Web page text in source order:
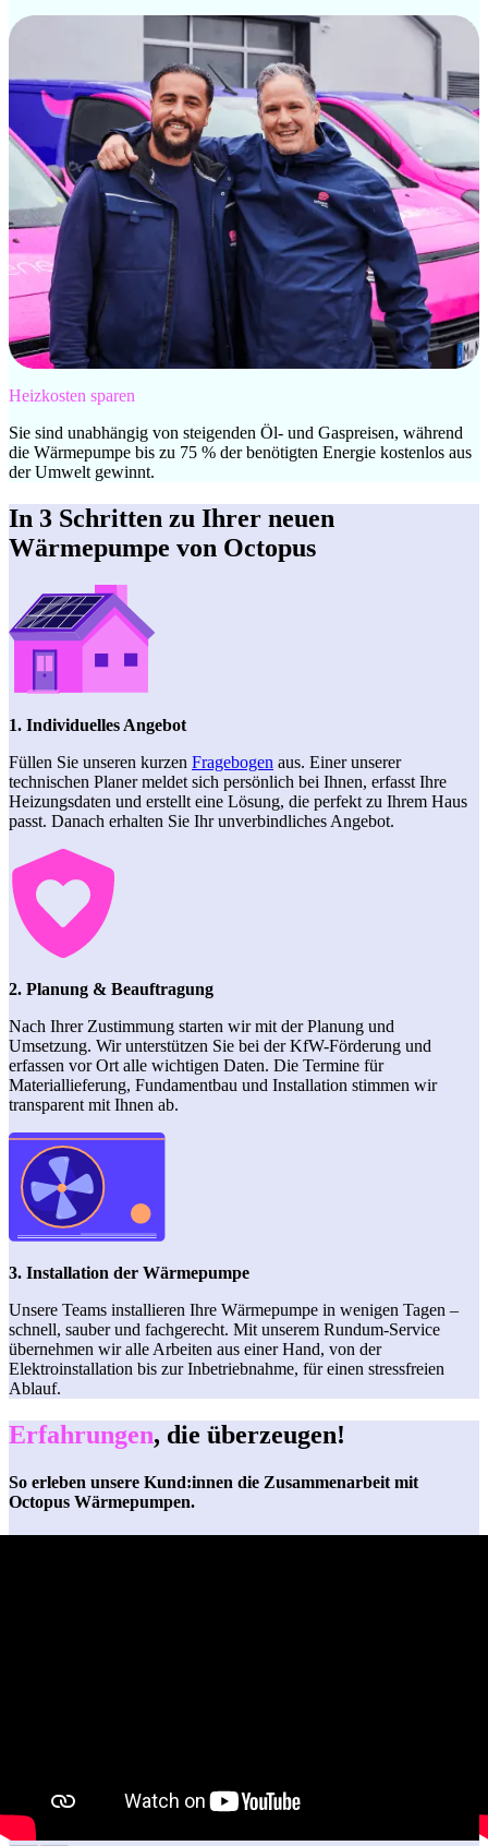
Heizkosten sparen
Sie sind unabhängig von steigenden Öl- und Gaspreisen, während
die Wärmepumpe bis zu 75 % der benötigten Energie kostenlos aus
der Umwelt gewinnt.
In 3 Schritten zu Ihrer neuen
Wärmepumpe von Octopus
1. Individuelles Angebot
Füllen Sie unseren kurzen Fragebogen aus. Einer unserer
technischen Planer meldet sich persönlich bei Ihnen, erfasst Ihre
Heizungsdaten und erstellt eine Lösung, die perfekt zu Ihrem Haus
passt. Danach erhalten Sie Ihr unverbindliches Angebot.
2. Planung & Beauftragung
Nach Ihrer Zustimmung starten wir mit der Planung und
Umsetzung. Wir unterstützen Sie bei der KfW-Förderung und
erfassen vor Ort alle wichtigen Daten. Die Termine für
Materiallieferung, Fundamentbau und Installation stimmen wir
transparent mit Ihnen ab.
3. Installation der Wärmepumpe
Unsere Teams installieren Ihre Wärmepumpe in wenigen Tagen –
schnell, sauber und fachgerecht. Mit unserem Rundum-Service
übernehmen wir alle Arbeiten aus einer Hand, von der
Elektroinstallation bis zur Inbetriebnahme, für einen stressfreien
Ablauf.
Erfahrungen, die überzeugen!
So erleben unsere Kund:innen die Zusammenarbeit mit
Octopus Wärmepumpen.